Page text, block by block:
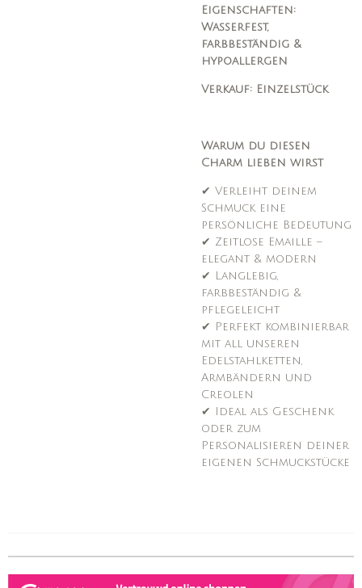
Eigenschaften:
Wasserfest,
farbbeständig &
hypoallergen
Verkauf: Einzelstück
Warum du diesen
Charm lieben wirst
✔ Verleiht deinem
Schmuck eine
persönliche Bedeutung
✔ Zeitlose Emaille –
elegant & modern
✔ Langlebig,
farbbeständig &
pflegeleicht
✔ Perfekt kombinierbar
mit all unseren
Edelstahlketten,
Armbändern und
Creolen
✔ Ideal als Geschenk
oder zum
Personalisieren deiner
eigenen Schmuckstücke